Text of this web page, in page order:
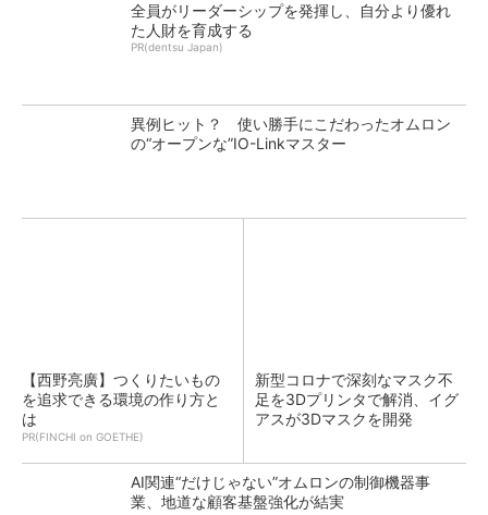
全員がリーダーシップを発揮し、自分より優れ
た人財を育成する
PR(dentsu Japan)
異例ヒット？ 使い勝手にこだわったオムロン
の“オープンな”IO-Linkマスター
【西野亮廣】つくりたいもの
を追求できる環境の作り方と
は
PR(FINCHI on GOETHE)
新型コロナで深刻なマスク不
足を3Dプリンタで解消、イグ
アスが3Dマスクを開発
AI関連“だけじゃない”オムロンの制御機器事
業、地道な顧客基盤強化が結実